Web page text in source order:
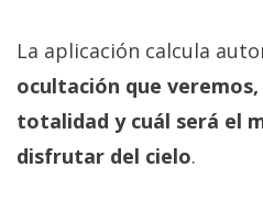
La aplicación calcula
ocultación que
totalidad y cuál será el
disfrutar del cielo.